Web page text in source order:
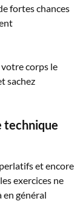
fortes chances
corps le
sachez
technique
et encore
exercices ne
en général